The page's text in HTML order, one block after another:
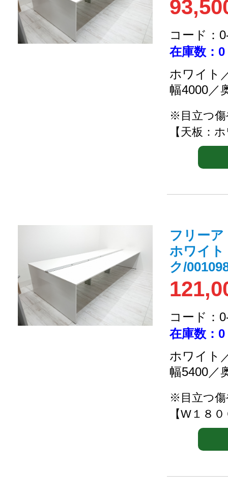
コード：
在庫数：0
ホワイト
幅4000／
※目立つ傷
【天板：
フリー
ホワイト
ク/
コード：
在庫数：0
ホワイト
幅5400／
※目立つ傷
【W１８